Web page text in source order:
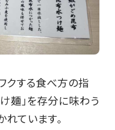
クする食べ方の指
麺」を存分に味わう
ています。